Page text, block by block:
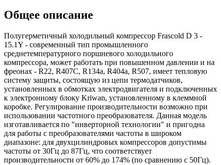
Общее описание
Полугерметичный холодильный компрессор Frascold D 3 -
15.1Y - современный тип промышленного
среднетемпературного поршневого холодильного
компрессора, может работать при повышенном давлении и на
фреонах - R22, R407C, R134a, R404a, R507, имеет тепловую
систему защиты, состоящую из цепи термодатчиков,
установленных в обмотках электродвигателя и подключенных
к электронному блоку Kriwan, установленному в клеммной
коробке. Регулирование производительности возможно при
использовании частотного преобразователя. Данная модель
изготавливается по "инверторной технологии" и пригодна
для работы с преобразователями частоты в широком
диапазоне: для двухцилиндровых компрессоров допустимы
частоты от 30Гц до 87Гц, что соответствует
производительности от 60% до 174% (по сравнению с 50Гц).